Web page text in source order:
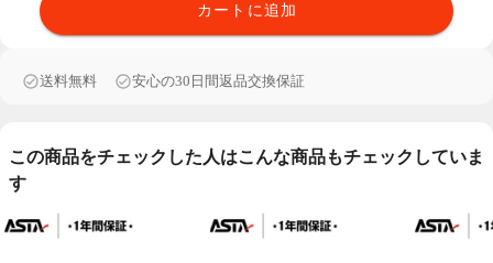
カートに追加
送料無料 安心の30日間返品交換保証
この商品をチェックした人はこんな商品もチェックしていま
す